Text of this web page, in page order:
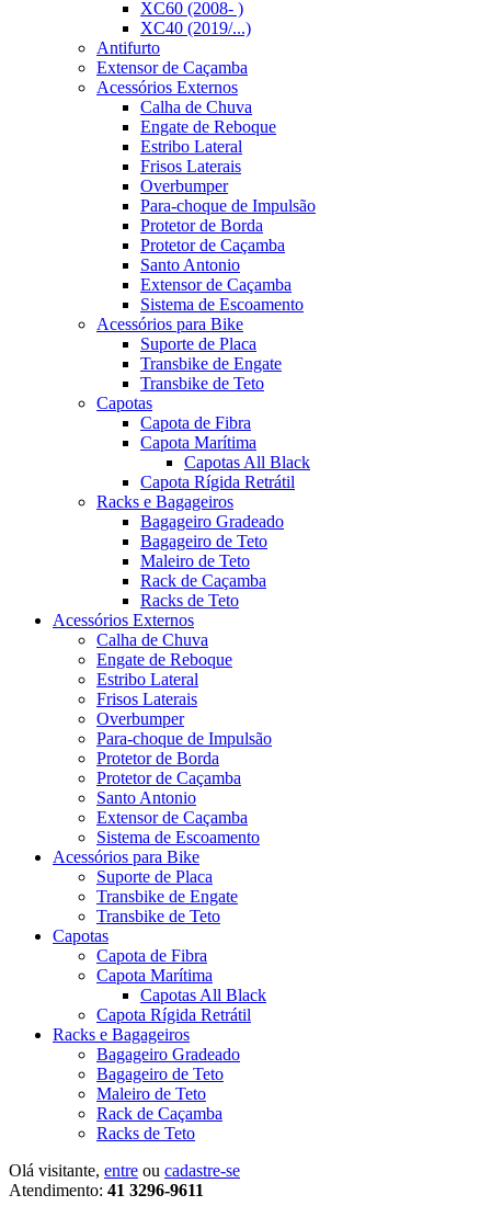
XC60 (2008- )
XC40 (2019/...)
Antifurto
Extensor de Caçamba
Acessórios Externos
Calha de Chuva
Engate de Reboque
Estribo Lateral
Frisos Laterais
Overbumper
Para-choque de Impulsão
Protetor de Borda
Protetor de Caçamba
Santo Antonio
Extensor de Caçamba
Sistema de Escoamento
Acessórios para Bike
Suporte de Placa
Transbike de Engate
Transbike de Teto
Capotas
Capota de Fibra
Capota Marítima
Capotas All Black
Capota Rígida Retrátil
Racks e Bagageiros
Bagageiro Gradeado
Bagageiro de Teto
Maleiro de Teto
Rack de Caçamba
Racks de Teto
Acessórios Externos
Calha de Chuva
Engate de Reboque
Estribo Lateral
Frisos Laterais
Overbumper
Para-choque de Impulsão
Protetor de Borda
Protetor de Caçamba
Santo Antonio
Extensor de Caçamba
Sistema de Escoamento
Acessórios para Bike
Suporte de Placa
Transbike de Engate
Transbike de Teto
Capotas
Capota de Fibra
Capota Marítima
Capotas All Black
Capota Rígida Retrátil
Racks e Bagageiros
Bagageiro Gradeado
Bagageiro de Teto
Maleiro de Teto
Rack de Caçamba
Racks de Teto
Olá visitante, entre ou cadastre-se
Atendimento: 41 3296-9611